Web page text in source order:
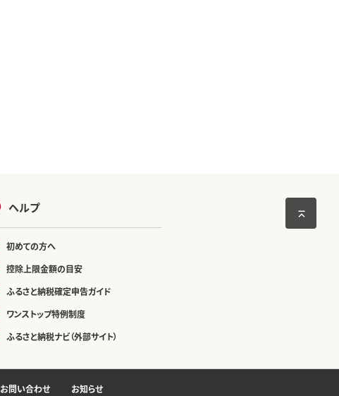
ヘルプ
初めての方へ
控除上限金額の目安
ふるさと納税確定申告ガイド
ワンストップ特例制度
ふるさと納税ナビ（外部サイト）
お問い合わせ お知らせ